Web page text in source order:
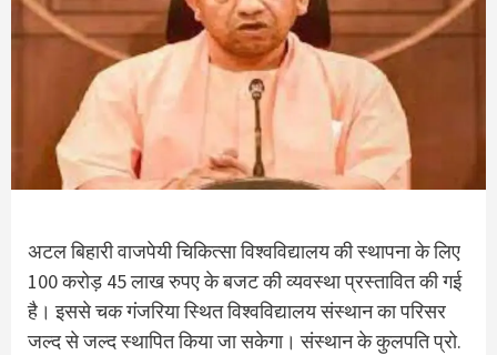
अटल बिहारी वाजपेयी चिकित्सा विश्वविद्यालय की स्थापना के लिए
100 करोड़ 45 लाख रुपए के बजट की व्यवस्था प्रस्तावित की गई
है। इससे चक गंजरिया स्थित विश्वविद्यालय संस्थान का परिसर
जल्द से जल्द स्थापित किया जा सकेगा। संस्थान के कुलपति प्रो.